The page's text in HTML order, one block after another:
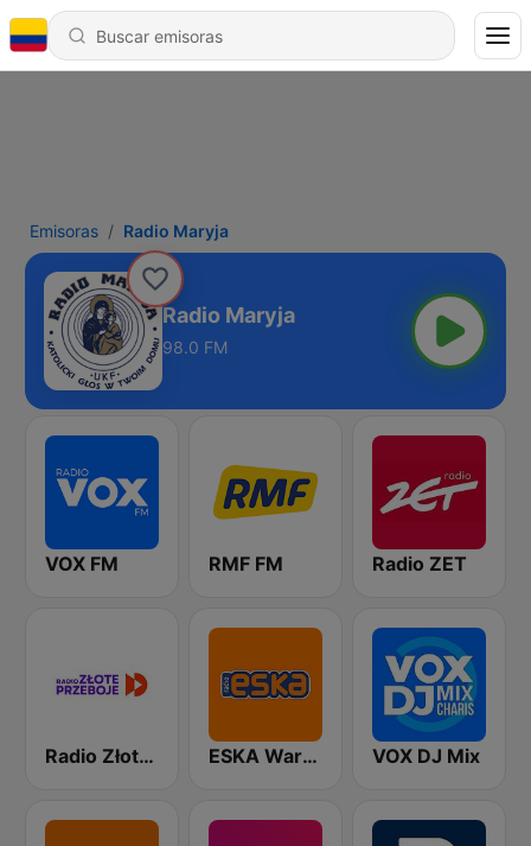
Emisoras Radio Maryja
Radio Maryja
98.0 FM
VOX FM RMF FM Radio ZET
Radio Złote Przeboje ESKA Warszawa VOX DJ Mix